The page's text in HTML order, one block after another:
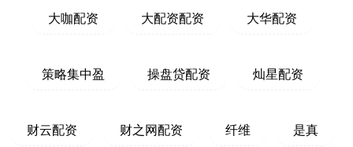
大咖配资 大配资配资 大华配资
策略集中盈 操盘贷配资 灿星配资
财云配资 财之网配资 纤维 是真